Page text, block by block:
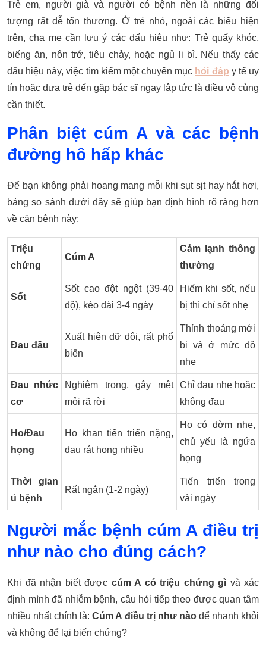
Trẻ em, người già và người có bệnh nền là những đối
tượng rất dễ tổn thương. Ở trẻ nhỏ, ngoài các biểu hiện
trên, cha mẹ cần lưu ý các dấu hiệu như: Trẻ quấy khóc,
biếng ăn, nôn trớ, tiêu chảy, hoặc ngủ li bì. Nếu thấy các
dấu hiệu này, việc tìm kiếm một chuyên mục hỏi đáp y tế uy
tín hoặc đưa trẻ đến gặp bác sĩ ngay lập tức là điều vô cùng
cần thiết.
Phân biệt cúm A và các bệnh
đường hô hấp khác
Để bạn không phải hoang mang mỗi khi sụt sịt hay hắt hơi,
bảng so sánh dưới đây sẽ giúp bạn định hình rõ ràng hơn
về căn bệnh này:
Triệu
chứng
Cúm A
Cảm lạnh thông
thường
Sốt
Sốt cao đột ngột (39-40
độ), kéo dài 3-4 ngày
Hiếm khi sốt, nếu
bị thì chỉ sốt nhẹ
Đau đầu
Xuất hiện dữ dội, rất phổ
biến
Thỉnh thoảng mới
bị và ở mức độ
nhẹ
Đau nhức
cơ
Nghiêm trọng, gây mệt
mỏi rã rời
Chỉ đau nhẹ hoặc
không đau
Ho/Đau
họng
Ho khan tiến triển nặng,
đau rát họng nhiều
Ho có đờm nhẹ,
chủ yếu là ngứa
họng
Thời gian
ủ bệnh
Rất ngắn (1-2 ngày)
Tiến triển trong
vài ngày
Người mắc bệnh cúm A điều trị
như nào cho đúng cách?
Khi đã nhận biết được cúm A có triệu chứng gì và xác
định mình đã nhiễm bệnh, câu hỏi tiếp theo được quan tâm
nhiều nhất chính là:Cúm A điều trị như nàođể nhanh khỏi
và không để lại biến chứng?